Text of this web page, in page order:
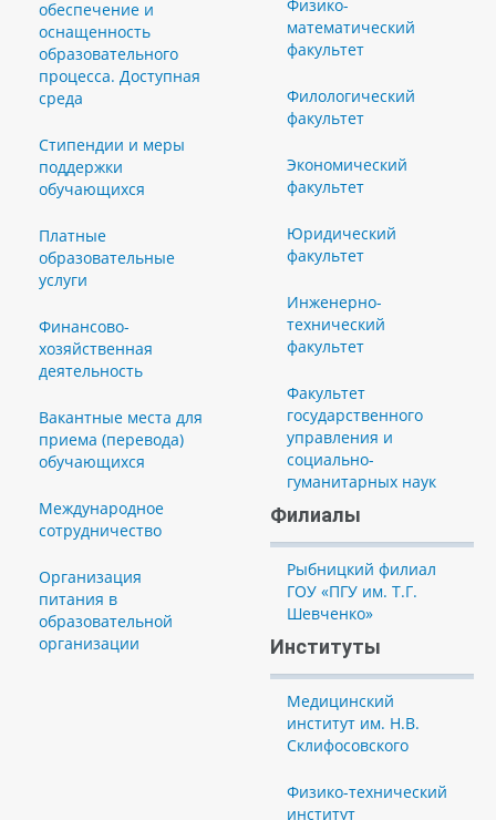
обеспечение и
оснащенность
образовательного
процесса. Доступная
среда
Стипендии и меры
поддержки
обучающихся
Платные
образовательные
услуги
Финансово-
хозяйственная
деятельность
Вакантные места для
приема (перевода)
обучающихся
Международное
сотрудничество
Организация
питания в
образовательной
организации
Физико-
математический
факультет
Филологический
факультет
Экономический
факультет
Юридический
факультет
Инженерно-
технический
факультет
Факультет
государственного
управления и
социально-
гуманитарных наук
Филиалы
Рыбницкий филиал
ГОУ «ПГУ им. Т.Г.
Шевченко»
Институты
Медицинский
институт им. Н.В.
Склифосовского
Физико-технический
институт